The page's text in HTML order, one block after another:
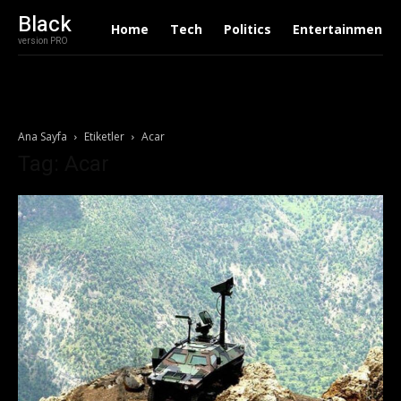
Black
version PRO
Home Tech Politics Entertainment
Ana Sayfa Etiketler Acar